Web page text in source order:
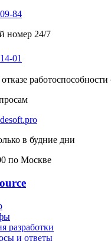
84
номер 24/7
01
работоспособности
в будние дни
по Москве
разработки
и ответы